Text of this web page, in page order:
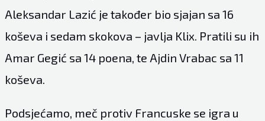
Aleksandar Lazić je također bio sjajan sa 16
koševa i sedam skokova – javlja Klix. Pratili su ih
Amar Gegić sa 14 poena, te Ajdin Vrabac sa 11
koševa.
Podsjećamo, meč protiv Francuske se igra u